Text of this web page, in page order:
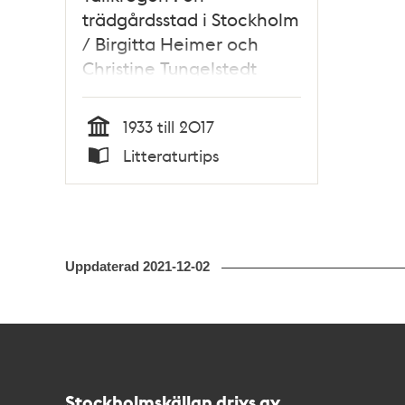
trädgårdsstad i Stockholm
/ Birgitta Heimer och
Christine Tungelstedt
Tid
1933 till 2017
Typ
Litteraturtips
Uppdaterad 2021-12-02